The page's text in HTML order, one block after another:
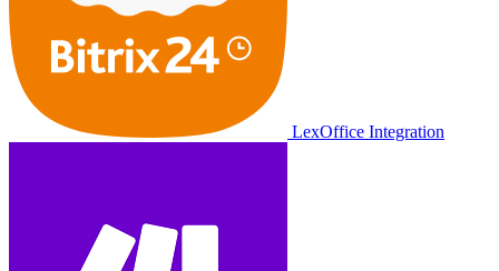
LexOffice Integration